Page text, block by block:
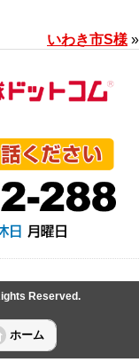
いわき市S様 »
Reserved.
ホーム